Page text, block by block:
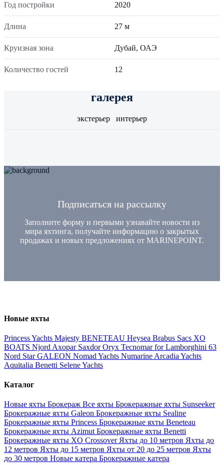
Год постройки 2020
Длина 27 м
Круизная зона Дубай, ОАЭ
Количество гостей 12
галерея
экстерьер интерьер
Подписаться на рассылку
Заполните форму и первыми узнавайте новости из
мира яхтинга, получайте информацию о закрытых
продажах и новых предложениях от MARINEPOINT.
Новые яхты
Princess Yachts Majesty BENETEAU Heysea Brabus Sacs XO
BOATS Njord Axopar SaxdorOryx Tecnomar for Lamborghini 63
Nord StarGALEON Nomad Yachts Numarine Arcadia Yachts
Aquitalia Benetti Selene Yachts
Каталог
Новые яхты Брокераж Все яхты Брокеражные яхты Sunseeker
Брокеражные яхты Galeon Брокеражные яхты Sealine
Брокеражные яхты Princess Брокеражные яхты Beneteau
Брокеражные яхты Azimut Брокеражные яхты Benetti
Брокеражные яхты XO Crossover Яхты до 10 метров Яхты до
12 метров Яхты до 15 метров Яхты от 20 до 25 метров Яхты
до 30 метров Новые катера Брокеражные катера